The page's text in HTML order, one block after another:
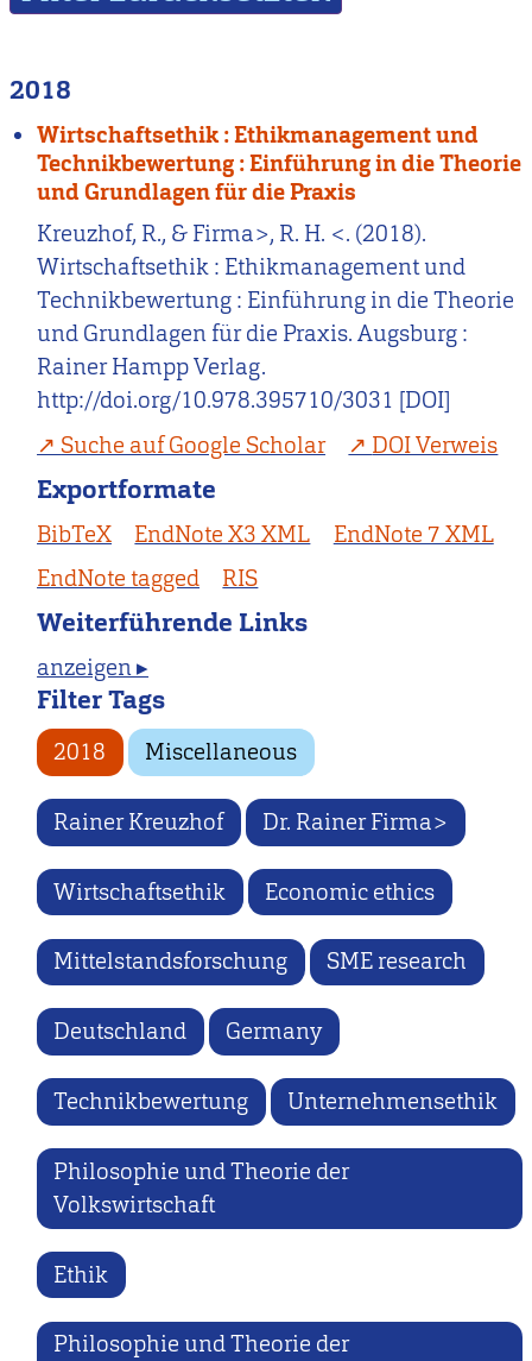
2018
Wirtschaftsethik : Ethikmanagement und
Technikbewertung : Einführung in die Theorie
und Grundlagen für die Praxis
Kreuzhof, R., & Firma>, R. H. <. (2018).
Wirtschaftsethik : Ethikmanagement und
Technikbewertung : Einführung in die Theorie
und Grundlagen für die Praxis. Augsburg :
Rainer Hampp Verlag.
http://doi.org/10.978.395710/3031 [DOI]
Suche auf Google Scholar
DOI Verweis
Exportformate
BibTeX EndNote X3 XML
EndNote 7 XML
EndNote tagged
RIS
Weiterführende Links
anzeigen ▸
Filter Tags
2018 Miscellaneous
Rainer Kreuzhof Dr. Rainer Firma>
Wirtschaftsethik Economic ethics
Mittelstandsforschung SME research
Deutschland Germany
Technikbewertung Unternehmensethik
Philosophie und Theorie der
Volkswirtschaft
Ethik
Philosophie und Theorie der